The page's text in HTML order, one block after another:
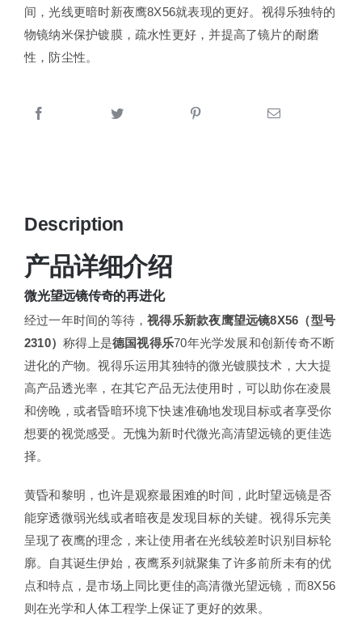
间，光线更暗时新夜鹰8X56就表现的更好。视得乐独特的
物镜纳米保护镀膜，疏水性更好，并提高了镜片的耐磨
性，防尘性。
Description
产品详细介绍
微光望远镜传奇的再进化
经过一年时间的等待，视得乐新款夜鹰望远镜8X56（型号
2310）称得上是德国视得乐70年光学发展和创新传奇不断
进化的产物。视得乐运用其独特的微光镀膜技术，大大提
高产品透光率，在其它产品无法使用时，可以助你在凌晨
和傍晚，或者昏暗环境下快速准确地发现目标或者享受你
想要的视觉感受。无愧为新时代微光高清望远镜的更佳选
择。
黄昏和黎明，也许是观察最困难的时间，此时望远镜是否
能穿透微弱光线或者暗夜是发现目标的关键。视得乐完美
呈现了夜鹰的理念，来让使用者在光线较差时识别目标轮
廓。自其诞生伊始，夜鹰系列就聚集了许多前所未有的优
点和特点，是市场上同比更佳的高清微光望远镜，而8X56
则在光学和人体工程学上保证了更好的效果。